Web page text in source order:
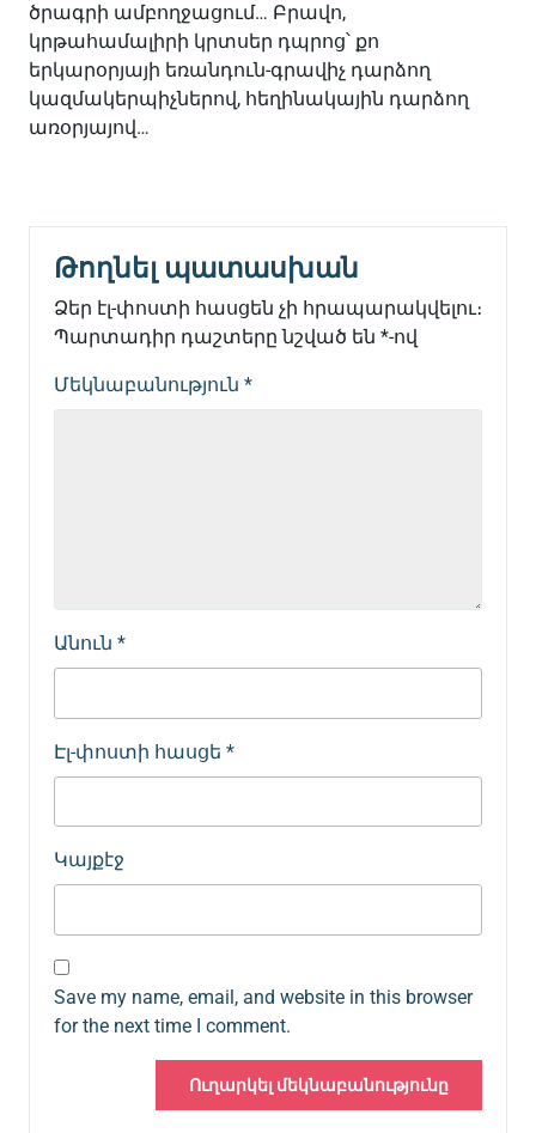
ծրագրի ամբողջացում… Բրավո,
կրթահամալիրի կրտսեր դպրոց՝ քո
երկարօրյայի եռանդուն-գրավիչ դարձող
կազմակերպիչներով, հեղինակային դարձող
առօրյայով…
Թողնել պատասխան
Ձեր էլ-փոստի հասցեն չի հրապարակվելու։
Պարտադիր դաշտերը նշված են *-ով
Մեկնաբանություն *
Անուն *
Էլ-փոստի հասցե *
Կայքէջ
Save my name, email, and website in this browser
for the next time I comment.